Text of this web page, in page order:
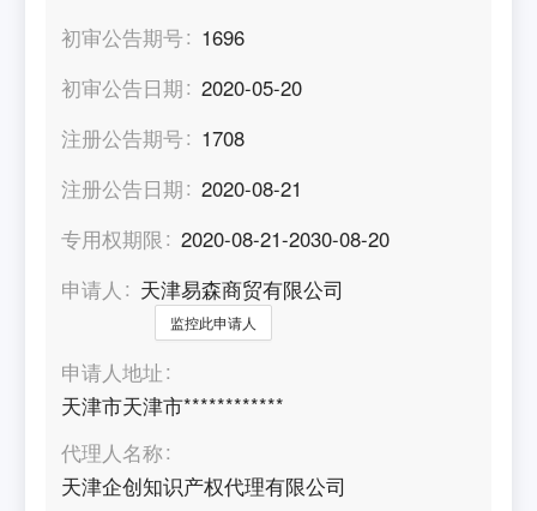
初审公告期号
1696
初审公告日期
2020-05-20
注册公告期号
1708
注册公告日期
2020-08-21
专用权期限
2020-08-21-2030-08-20
申请人
天津易森商贸有限公司
监控此申请人
申请人地址
天津市天津市************
代理人名称
天津企创知识产权代理有限公司